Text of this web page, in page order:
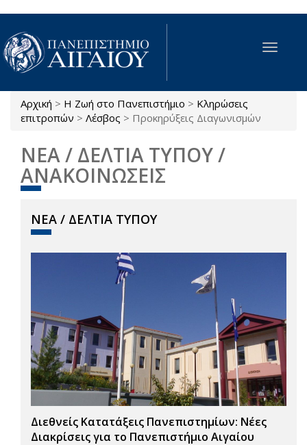
Παράκαμψη προς το κυρίως περιεχόμενο
Toggle
Είστε εδώ
Αρχική > Η Ζωή στο Πανεπιστήμιο > Κληρώσεις
επιτροπών > Λέσβος > Προκηρύξεις Διαγωνισμών
ΝΕΑ / ΔΕΛΤΙΑ ΤΥΠΟΥ /
ΑΝΑΚΟΙΝΩΣΕΙΣ
ΝΕΑ / ΔΕΛΤΙΑ ΤΥΠΟΥ
Διεθνείς Κατατάξεις Πανεπιστημίων: Νέες
Διακρίσεις για το Πανεπιστήμιο Αιγαίου